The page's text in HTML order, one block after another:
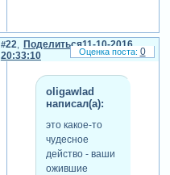
Поделиться
22
11-10-2016
20:33:10
oligawlad
написал(а):
это какое-то
чудесное
действо - ваши
ожившие
0